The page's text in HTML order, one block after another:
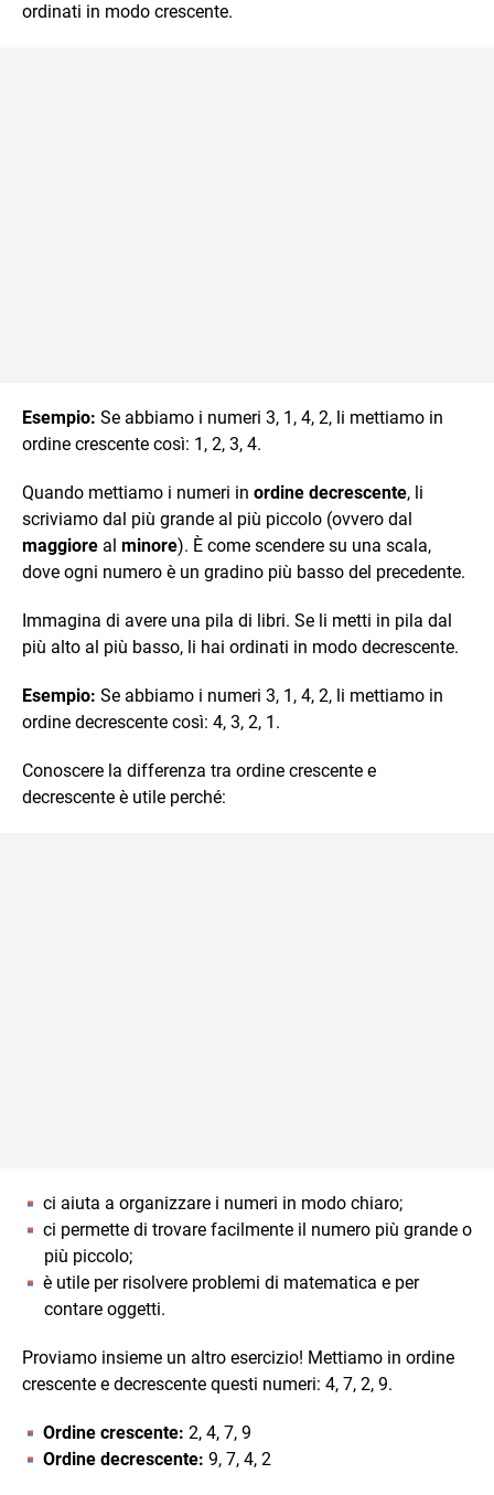
ordinati in modo crescente.
Esempio: Se abbiamo i numeri 3, 1, 4, 2, li mettiamo in
ordine crescente così: 1, 2, 3, 4.
Quando mettiamo i numeri in ordine decrescente, li
scriviamo dal più grande al più piccolo (ovvero dal
maggiore al minore). È come scendere su una scala,
dove ogni numero è un gradino più basso del precedente.
Immagina di avere una pila di libri. Se li metti in pila dal
più alto al più basso, li hai ordinati in modo decrescente.
Esempio: Se abbiamo i numeri 3, 1, 4, 2, li mettiamo in
ordine decrescente così: 4, 3, 2, 1.
Conoscere la differenza tra ordine crescente e
decrescente è utile perché:
ci aiuta a organizzare i numeri in modo chiaro;
ci permette di trovare facilmente il numero più grande o
più piccolo;
è utile per risolvere problemi di matematica e per
contare oggetti.
Proviamo insieme un altro esercizio! Mettiamo in ordine
crescente e decrescente questi numeri: 4, 7, 2, 9.
Ordine crescente: 2, 4, 7, 9
Ordine decrescente: 9, 7, 4, 2